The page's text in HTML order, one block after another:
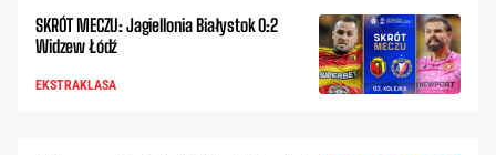
SKRÓT MECZU: Jagiellonia Białystok 0:2
Widzew Łódź
EKSTRAKLASA